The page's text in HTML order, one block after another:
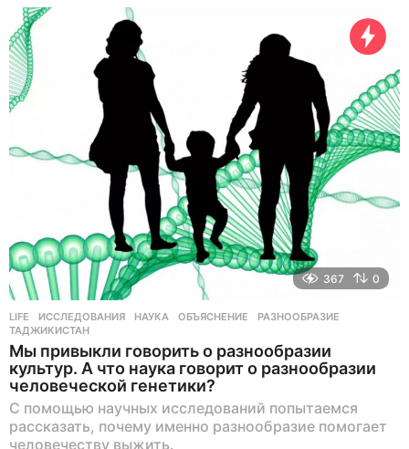
н
д
367 0
LIFE ИССЛЕДОВАНИЯ ,НАУКА ,ОБЪЯСНЕНИЕ ,РАЗНООБРАЗИЕ
ТАДЖИКИСТАН
Мы привыкли говорить о разнообразии
культур. А что наука говорит о разнообразии
человеческой генетики?
С помощью научных исследований попытаемся
рассказать, почему именно разнообразие помогает
человечеству выжить.